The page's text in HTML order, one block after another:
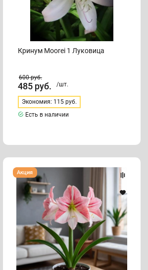
Кринум Moorei 1 Луковица
600руб.
485 руб. /шт.
Экономия: 115 руб.
Есть в наличии
Амариллис
Афродита
комнатный
Акция